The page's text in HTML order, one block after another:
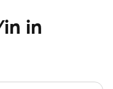
in